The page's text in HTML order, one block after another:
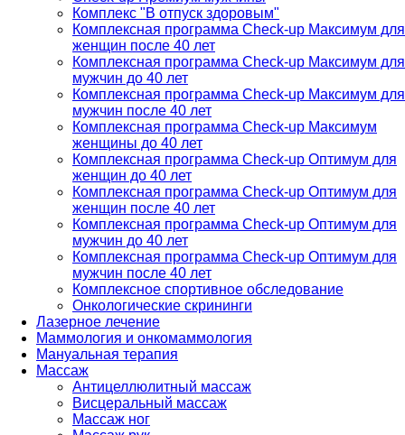
Комплекс "В отпуск здоровым"
Комплексная программа Check-up Максимум для
женщин после 40 лет
Комплексная программа Check-up Максимум для
мужчин до 40 лет
Комплексная программа Check-up Максимум для
мужчин после 40 лет
Комплексная программа Check-up Максимум
женщины до 40 лет
Комплексная программа Check-up Оптимум для
женщин до 40 лет
Комплексная программа Check-up Оптимум для
женщин после 40 лет
Комплексная программа Check-up Оптимум для
мужчин до 40 лет
Комплексная программа Check-up Оптимум для
мужчин после 40 лет
Комплексное спортивное обследование
Онкологические скрининги
Лазерное лечение
Маммология и онкомаммология
Мануальная терапия
Массаж
Антицеллюлитный массаж
Висцеральный массаж
Массаж ног